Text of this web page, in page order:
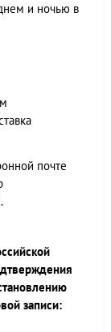
и ночью в
почте
записи: